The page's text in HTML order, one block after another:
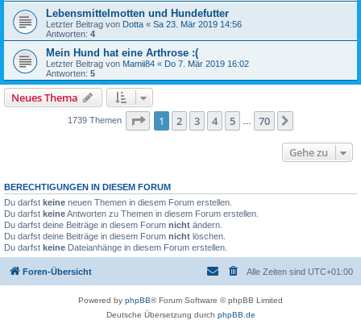
Lebensmittelmotten und Hundefutter
Letzter Beitrag von Dotta « Sa 23. Mär 2019 14:56
Antworten: 4
Mein Hund hat eine Arthrose :(
Letzter Beitrag von Mamii84 « Do 7. Mär 2019 16:02
Antworten: 5
Neues Thema
1739 Themen Seite 1von 70
1 2 3 4 5 70
Gehe zu
BERECHTIGUNGEN IN DIESEM FORUM
Du darfst keine neuen Themen in diesem Forum erstellen.
Du darfst keineAntworten zu Themen in diesem Forum erstellen.
Du darfst deine Beiträge in diesem Forum nicht ändern.
Du darfst deine Beiträge in diesem Forum nicht löschen.
Du darfst keine Dateianhänge in diesem Forum erstellen.
Foren-Übersicht Alle Zeiten sind UTC+01:00
Powered by phpBB® Forum Software © phpBB Limited
Deutsche Übersetzung durch phpBB.de